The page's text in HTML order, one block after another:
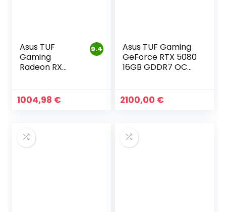
9.4
Asus TUF
Gaming
Radeon RX
1004,98 €
Asus TUF Gaming
GeForce RTX 5080
16GB GDDR7 OC
2100,00 €